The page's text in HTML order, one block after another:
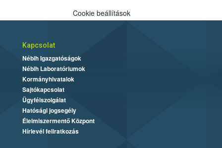
Cookie beállítások
Kapcsolat
Nébih Igazgatóságok
Nébih Laboratóriumok
Kormányhivatalok
Sajtókapcsolat
Ügyfélszolgálat
Hatósági jogsegély
Élelmiszermentő Központ
Hírlevél feliratkozás